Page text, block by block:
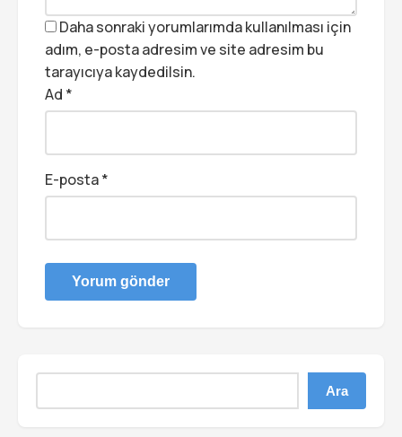
Daha sonraki yorumlarımda kullanılması için
adım, e-posta adresim ve site adresim bu
tarayıcıya kaydedilsin.
Ad *
E-posta*
Ara